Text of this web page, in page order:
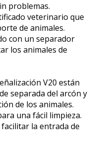
problemas.
veterinario que
de animales.
con un separador
los animales de
V20 están
separada del arcón y
de los animales.
una fácil limpieza.
la entrada de